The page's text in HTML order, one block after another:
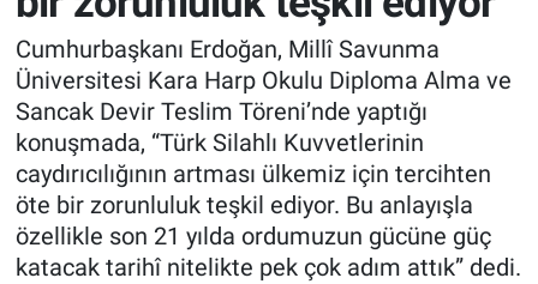
Cumhurbaşkanı Erdoğan, Millî Savunma
Üniversitesi Kara Harp Okulu Diploma Alma ve
Sancak Devir Teslim Töreni’nde yaptığı
konuşmada, “Türk Silahlı Kuvvetlerinin
caydırıcılığının artması ülkemiz için tercihten
öte bir zorunluluk teşkil ediyor. Bu anlayışla
özellikle son 21 yılda ordumuzun gücüne güç
katacak tarihî nitelikte pek çok adım attık” dedi.